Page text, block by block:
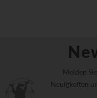
Melden
Neuigkeiten